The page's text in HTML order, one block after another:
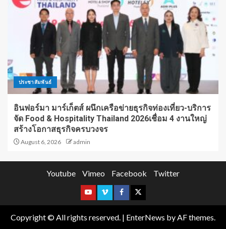
ประชาสัมพันธ์
อินฟอร์มา มาร์เก็ตส์ ผนึกเครือข่ายธุรกิจท่องเที่ยว-บริการ
จัด Food & Hospitality Thailand 2026เชื่อม 4 งานใหญ่
สร้างโอกาสธุรกิจครบวงจร
August 6, 2026 admin
Youtube Vimeo Facebook Twitter
Copyright © All rights reserved. | EnterNews by AF themes.